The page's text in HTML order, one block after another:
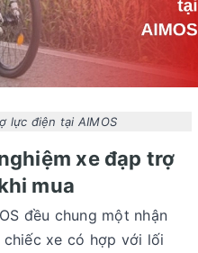
lực điện tại AIMOS
xe đạp trợ
mua
đều chung một nhận
xe có hợp với lối